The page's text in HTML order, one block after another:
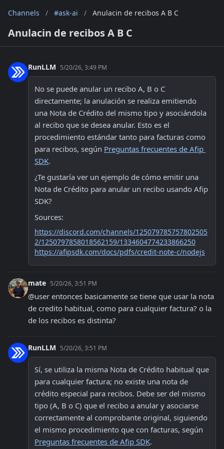
Channels / #ask-ai / Anulacin de recibos A B C
Anulacin de recibos A B C
RunLLM 5/20/26, 3:49 PM
No se puede anular un recibo A, B o C
directamente; la anulación se realiza emitiendo
una Nota de Crédito del mismo tipo y asociándola
al recibo que se desea anular. Esto es el
procedimiento estándar tanto para facturas como
para recibos, según Preguntas frecuentes de Afip
SDK.
¿Te gustaría ver un ejemplo de cómo emitir una
Nota de Crédito para anular un recibo usando Afip
SDK?
Sources:
https://discord.com/channels/125079785757802505
2/1250797858018562159/1334604774233866250
https://afipsdk.com/docs/pdfs/credit-note-c/nodejs
mate 5/20/26, 3:51 PM
@user entonces basicamente se tiene que usar la nota
de credito habitual, como para cualquier factura? o la
de los recibos es distinta?
RunLLM 5/20/26, 3:51 PM
Sí, se utiliza la misma Nota de Crédito habitual que
para cualquier factura; no existe una nota de
crédito especial para recibos. Debe ser del mismo
tipo (A, B o C) que el recibo a anular y asociarse
correctamente al comprobante original, siguiendo
Preguntas frecuentes de Afip SDK.